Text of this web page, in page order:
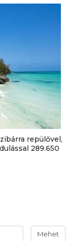
repülővel,
289.650
Mehet